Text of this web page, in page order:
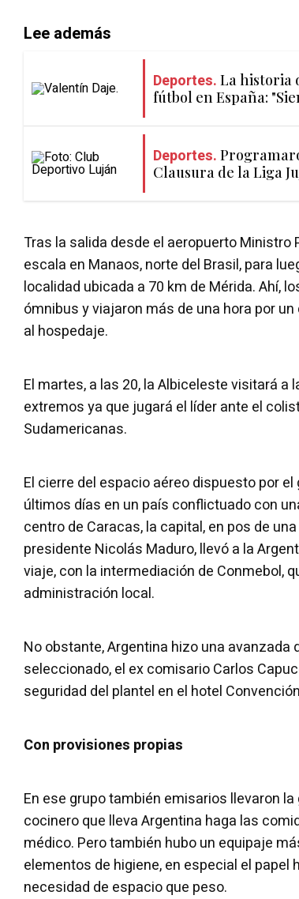
Lee además
Deportes. La historia
fútbol en España:
Deportes.
Clausura de la Liga
Tras la salida desde el aeropuerto Ministro
escala en Manaos, norte del Brasil, para
localidad ubicada a 70 km de Mérida. Ahí,
ómnibus y viajaron más de una hora por
al hospedaje.
El martes, a las 20, la Albiceleste visitará a
extremos ya que jugará el líder ante el
Sudamericanas.
El cierre del espacio aéreo dispuesto por
últimos días en un país conflictuado con
centro de Caracas, la capital, en pos de
presidente Nicolás Maduro, llevó a la
viaje, con la intermediación de Conmebol,
administración local.
No obstante, Argentina hizo una
seleccionado, el ex comisario Carlos
seguridad del plantel en el hotel
Con provisiones propias
En ese grupo también emisarios llevaron
cocinero que lleva Argentina haga las
médico. Pero también hubo un equipaje
elementos de higiene, en especial el papel
necesidad de espacio que peso.